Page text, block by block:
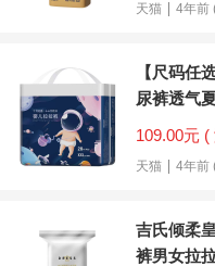
天猫 4年前
【尺码任
尿裤透气
109.00元 (
天猫 4年前
吉氏倾柔
裤男女拉